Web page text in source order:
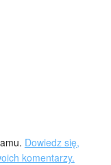
Dowiedz się,
komentarzy.